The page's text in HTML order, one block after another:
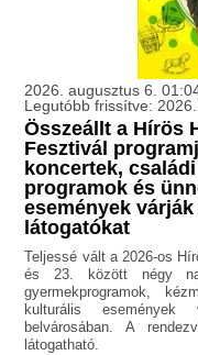
2026. augusztus 6.
Legutóbb frissítve:
Összeállt a Hírös
Fesztivál
koncertek, családi
programok és
események várják
látogatókat
Teljessé vált a 2026-os
és 23. között négy
gyermekprogramok,
kulturális
belvárosában. A
látogatható.